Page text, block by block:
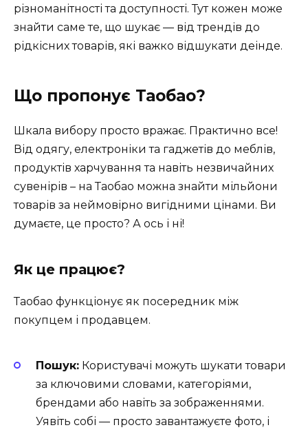
різноманітності та доступності. Тут кожен може
знайти саме те, що шукає — від трендів до
рідкісних товарів, які важко відшукати деінде.
Що пропонує Таобао?
Шкала вибору просто вражає. Практично все!
Від одягу, електроніки та гаджетів до меблів,
продуктів харчування та навіть незвичайних
сувенірів – на Таобао можна знайти мільйони
товарів за неймовірно вигідними цінами. Ви
думаєте, це просто? А ось і ні!
Як це працює?
Таобао функціонує як посередник між
покупцем і продавцем.
Пошук: Користувачі можуть шукати товари
за ключовими словами, категоріями,
брендами або навіть за зображеннями.
Уявіть собі — просто завантажуєте фото, і